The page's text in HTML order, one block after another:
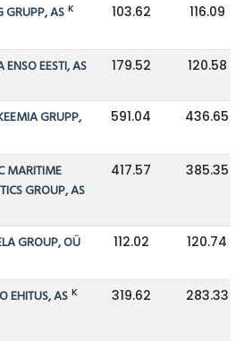
GRUPP, AS K 103.62 116.09
ENSO EESTI, AS 179.52 120.58
GRUPP,
591.04 436.65
MARITIME
GROUP, AS
417.57 385.35
GROUP, OÜ 112.02 120.74
EHITUS, AS K 319.62 283.33